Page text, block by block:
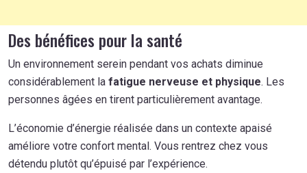
Des bénéfices pour la santé
Un environnement serein pendant vos achats diminue
considérablement la fatigue nerveuse et physique. Les
personnes âgées en tirent particulièrement avantage.
L’économie d’énergie réalisée dans un contexte apaisé
améliore votre confort mental. Vous rentrez chez vous
détendu plutôt qu’épuisé par l’expérience.